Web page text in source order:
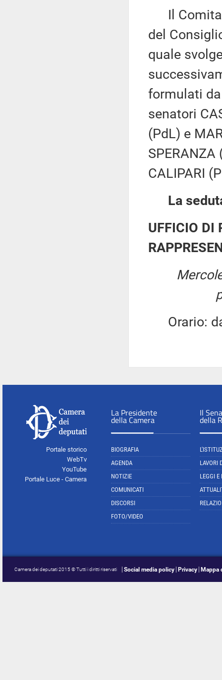
Il
del
quale
formulati
senatori
(PdL) e
SPERANZA
CALIPARI
La
UFFICIO DI
Orario:
Portale storico
WebTv
YouTube
Portale Luce - Camera
La Presidente
della Camera
BIOGRAFIA
AGENDA
NOTIZIE
COMUNICATI
DISCORSI
FOTO/VIDEO
Il
della
LAVORI
LEGGI E
Camera dei deputati 2015 © Tutti i diritti riservati Social media policy Privacy Mappa